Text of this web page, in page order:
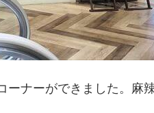
ーナーができました。麻